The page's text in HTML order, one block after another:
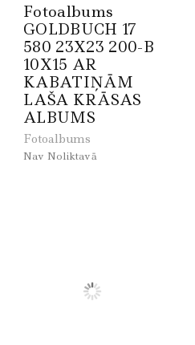
Fotoalbums
GOLDBUCH 17
580 23X23 200-B
10X15 AR
KABATIŅĀM
LAŠA KRĀSAS
ALBUMS
Fotoalbums
Nav Noliktavā